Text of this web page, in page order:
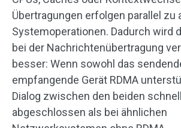
Übertragungen erfolgen parallel zu
Systemoperationen. Dadurch wird
bei der Nachrichtenübertragung
besser: Wenn sowohl das
empfangende Gerät RDMA
Dialog zwischen den beiden
abgeschlossen als bei ähnlichen